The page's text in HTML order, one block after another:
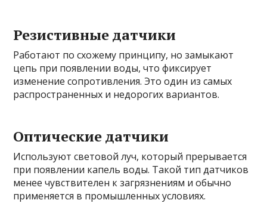
Резистивные датчики
Работают по схожему принципу, но замыкают
цепь при появлении воды, что фиксирует
изменение сопротивления. Это один из самых
распространенных и недорогих вариантов.
Оптические датчики
Используют световой луч, который прерывается
при появлении капель воды. Такой тип датчиков
менее чувствителен к загрязнениям и обычно
применяется в промышленных условиях.